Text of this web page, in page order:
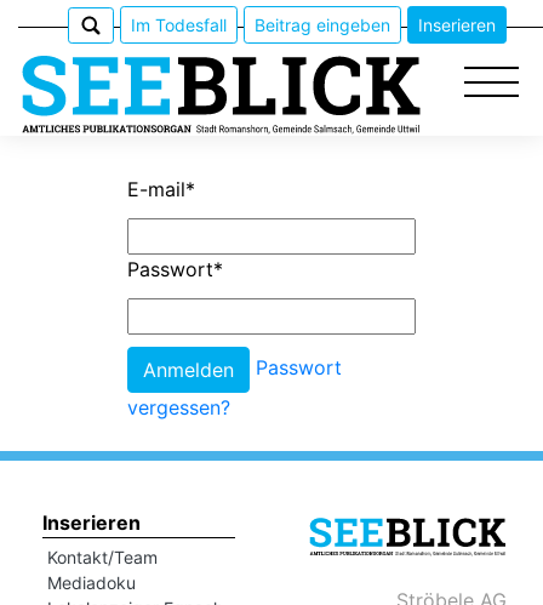
Veranstaltungen
Erlebnisführer
Im Todesfall Beitrag eingeben Inserieren
E-mail*
Passwort*
Passwort
vergessen?
Inserieren
Kontakt/Team
Mediadoku